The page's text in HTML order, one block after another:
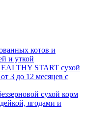
котов и
и уткой
START сухой
3 до 12 месяцев с
сухой корм
ягодами и